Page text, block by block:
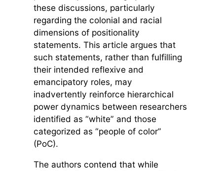
these discussions, particularly
regarding the colonial and racial
dimensions of positionality
statements. This article argues that
such statements, rather than fulfilling
their intended reflexive and
emancipatory roles, may
inadvertently reinforce hierarchical
power dynamics between researchers
identified as “white” and those
categorized as “people of color”
(PoC).
The authors contend that while